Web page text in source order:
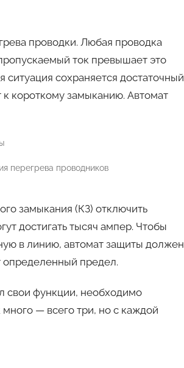
проводки. Любая проводка
ток превышает это
ситуация сохраняется достаточный
короткому замыканию. Автомат
перегрева проводников
замыкания (КЗ) отключить
достигать тысяч ампер. Чтобы
в линию, автомат защиты должен
определенный предел.
свои функции, необходимо
— всего три, но с каждой